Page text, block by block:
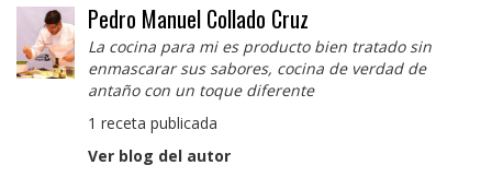
Pedro Manuel Collado Cruz
La cocina para mi es producto bien tratado sin
enmascarar sus sabores, cocina de verdad de
antaño con un toque diferente
1 receta publicada
Ver blog del autor